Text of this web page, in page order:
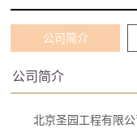
公司简介
公司简介
北京圣园工程有限